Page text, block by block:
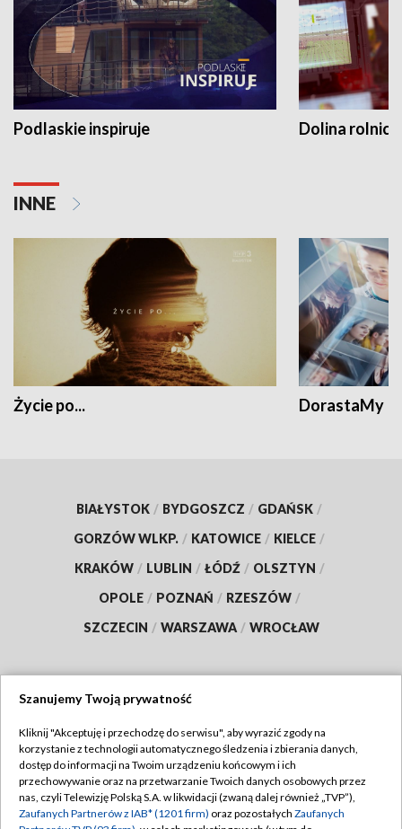
Podlaskie inspiruje Dolina
INNE
Życie po... DorastaMy
BIAŁYSTOK / BYDGOSZCZ / GDAŃSK /
GORZÓW WLKP. / KATOWICE / KIELCE /
KRAKÓW / LUBLIN / ŁÓDŹ / OLSZTYN /
OPOLE / POZNAŃ / RZESZÓW /
SZCZECIN / WARSZAWA / WROCŁAW
TVP
Abonament TVP
Emisja w TVP
Regulamin TVP
Polityka prywatności
Szanujemy Twoją prywatność
Kliknij "Akceptuję i przechodzę do serwisu", aby wyrazić zgody na
korzystanie z technologii automatycznego śledzenia i zbierania danych,
dostęp do informacji na Twoim urządzeniu końcowym i ich
przechowywanie oraz na przetwarzanie Twoich danych osobowych przez
nas, czyli Telewizję Polską S.A. w likwidacji (zwaną dalej również „TVP”),
Zaufanych Partnerów z IAB* (1201 firm) oraz pozostałych Zaufanych